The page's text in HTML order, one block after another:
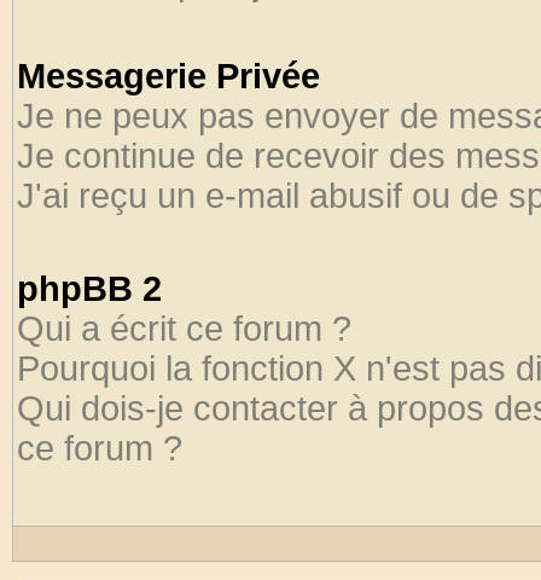
Messagerie Privée
Je ne peux pas envoyer de
Je continue de recevoir des
J'ai reçu un e-mail abusif ou de
phpBB 2
Qui a écrit ce forum ?
Pourquoi la fonction X n'est pas
Qui dois-je contacter à propos
ce forum ?